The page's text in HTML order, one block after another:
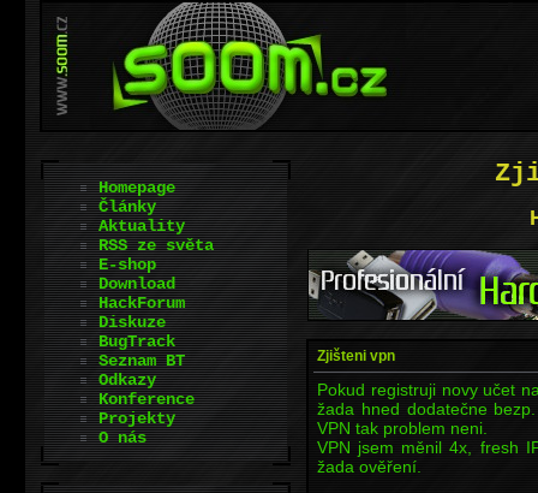
Zjišteni vpn
Pokud registruji novy učet
žada hned dodatečne
VPN tak problem neni.
VPN jsem měnil 4x, fresh
žada ověření.
Homepage
Články
Aktuality
RSS ze světa
E-shop
Download
HackForum
Diskuze
BugTrack
Seznam BT
Odkazy
Konference
Projekty
O nás